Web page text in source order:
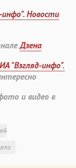
инфо". Новости
Дзена
"Взгляд-инфо".
и видео в